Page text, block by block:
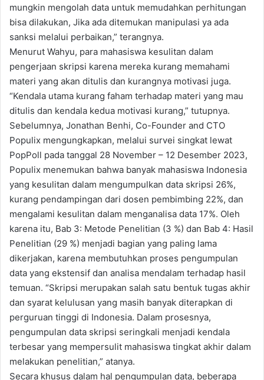
mungkin mengolah data untuk memudahkan perhitungan
bisa dilakukan, Jika ada ditemukan manipulasi ya ada
sanksi melalui perbaikan,” terangnya.
Menurut Wahyu, para mahasiswa kesulitan dalam
pengerjaan skripsi karena mereka kurang memahami
materi yang akan ditulis dan kurangnya motivasi juga.
“Kendala utama kurang faham terhadap materi yang mau
ditulis dan kendala kedua motivasi kurang,” tutupnya.
Sebelumnya, Jonathan Benhi, Co-Founder and CTO
Populix mengungkapkan, melalui survei singkat lewat
PopPoll pada tanggal 28 November – 12 Desember 2023,
Populix menemukan bahwa banyak mahasiswa Indonesia
yang kesulitan dalam mengumpulkan data skripsi 26%,
kurang pendampingan dari dosen pembimbing 22%, dan
mengalami kesulitan dalam menganalisa data 17%. Oleh
karena itu, Bab 3: Metode Penelitian (3 %) dan Bab 4: Hasil
Penelitian (29 %) menjadi bagian yang paling lama
dikerjakan, karena membutuhkan proses pengumpulan
data yang ekstensif dan analisa mendalam terhadap hasil
temuan. “Skripsi merupakan salah satu bentuk tugas akhir
dan syarat kelulusan yang masih banyak diterapkan di
perguruan tinggi di Indonesia. Dalam prosesnya,
pengumpulan data skripsi seringkali menjadi kendala
terbesar yang mempersulit mahasiswa tingkat akhir dalam
melakukan penelitian,” atanya.
Secara khusus dalam hal pengumpulan data, beberapa